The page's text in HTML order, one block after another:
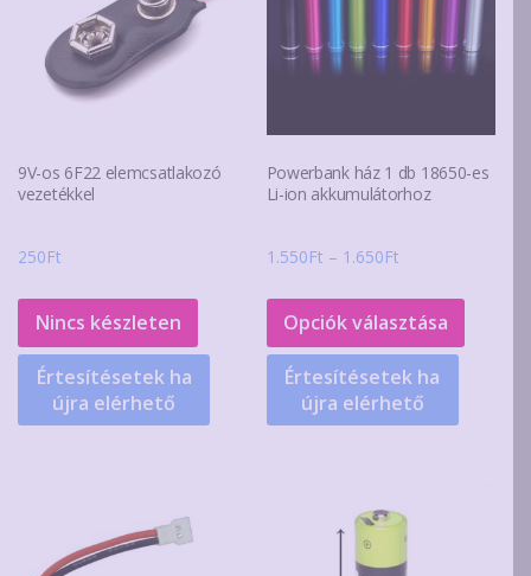
9V-os 6F22 elemcsatlakozó
vezetékkel
250Ft
Nincs készleten
Értesítésetek ha
újra elérhető
Powerbank ház 1 db 18650-es
Li-ion akkumulátorhoz
1.550Ft – 1.650FtÁrtartomány:
-
1.650Ft
Opciók választása
Ennek
Értesítésetek ha
újra elérhető